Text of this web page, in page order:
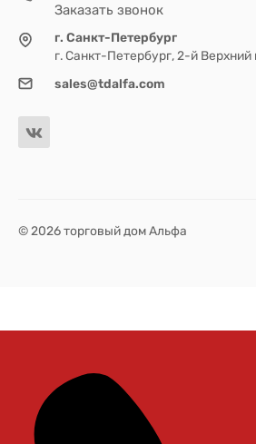
Заказать звонок
г. Санкт-Петербург
г. Санкт-Петербург, 2-й Верхний
sales@tdalfa.com
© 2026 торговый дом Альфа